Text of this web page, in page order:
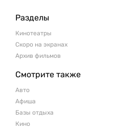
Разделы
Кинотеатры
Скоро на экранах
Архив фильмов
Смотрите также
Авто
Афиша
Базы отдыха
Кино